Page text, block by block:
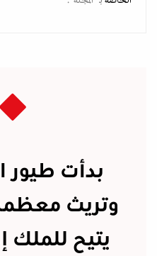
بدأت طيور
وتريث
يتيح للملك